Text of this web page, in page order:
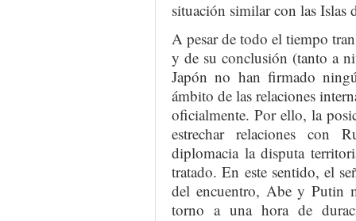
situación similar con las Islas
A pesar de todo el tiempo
y de su conclusión (tanto a
Japón no han firmado
ámbito de las relaciones
oficialmente. Por ello, la
estrechar relaciones con
diplomacia la disputa
tratado. En este sentido, el
del encuentro, Abe y Putin
torno a una hora de